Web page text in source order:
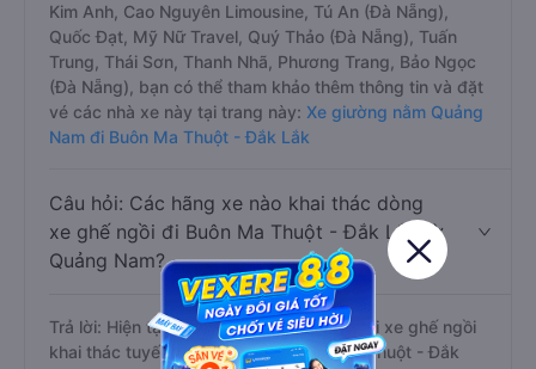
Kim Anh, Cao Nguyên Limousine, Tú An (Đà Nẵng),
Quốc Đạt, Mỹ Nữ Travel, Quý Thảo (Đà Nẵng), Tuấn
Trung, Thái Sơn, Thanh Nhã, Phương Trang, Bảo Ngọc
(Đà Nẵng), bạn có thể tham khảo thêm thông tin và đặt
vé các nhà xe này tại trang này: Xe giường nằm Quảng
Nam đi Buôn Ma Thuột - Đắk Lắk
Câu hỏi: Các hãng xe nào khai thác dòng
xe ghế ngồi đi Buôn Ma Thuột - Đắk Lắk từ
Quảng Nam?
Trả lời: Hiện tại chưa có nhà xe nào có loại xe ghế ngồi
khai thác tuyến Quảng Nam đi Buôn Ma Thuột - Đắk